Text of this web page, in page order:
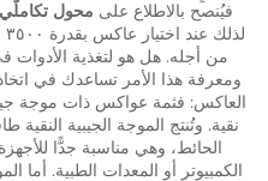
فيُنصح بالاطلاع على محول
من أجله. هل هو لتغذية الأدوات
ومعرفة هذا الأمر تساعدك في
العاكس: فثمة عواكس ذات موجة
نقية. وتُنتج الموجة الجيبية
الحائط، وهي مناسبة جدًّا
الكمبيوتر أو المعدات الطبية. أما